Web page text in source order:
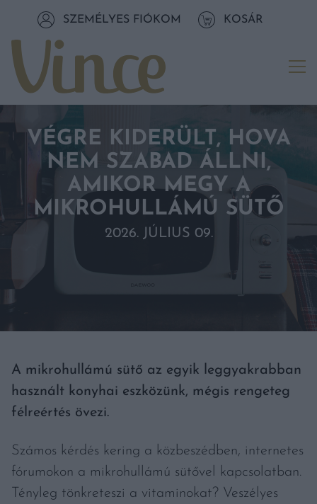
Tovább a tartalomhozSZEMÉLYES FIÓKOM KOSÁR
VÉGRE KIDERÜLT, HOVA
NEM SZABAD ÁLLNI,
AMIKOR MEGY A
MIKROHULLÁMÚ SÜTŐ
2026. JÚLIUS 09.
A mikrohullámú sütő az egyik leggyakrabban
használt konyhai eszközünk, mégis rengeteg
félreértés övezi.
Számos kérdés kering a közbeszédben, internetes
fórumokon a mikrohullámú sütővel kapcsolatban.
Tényleg tönkreteszi a vitaminokat? Veszélyes